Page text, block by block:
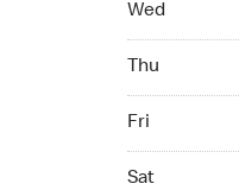
Wed
Thu
Fri
Sat